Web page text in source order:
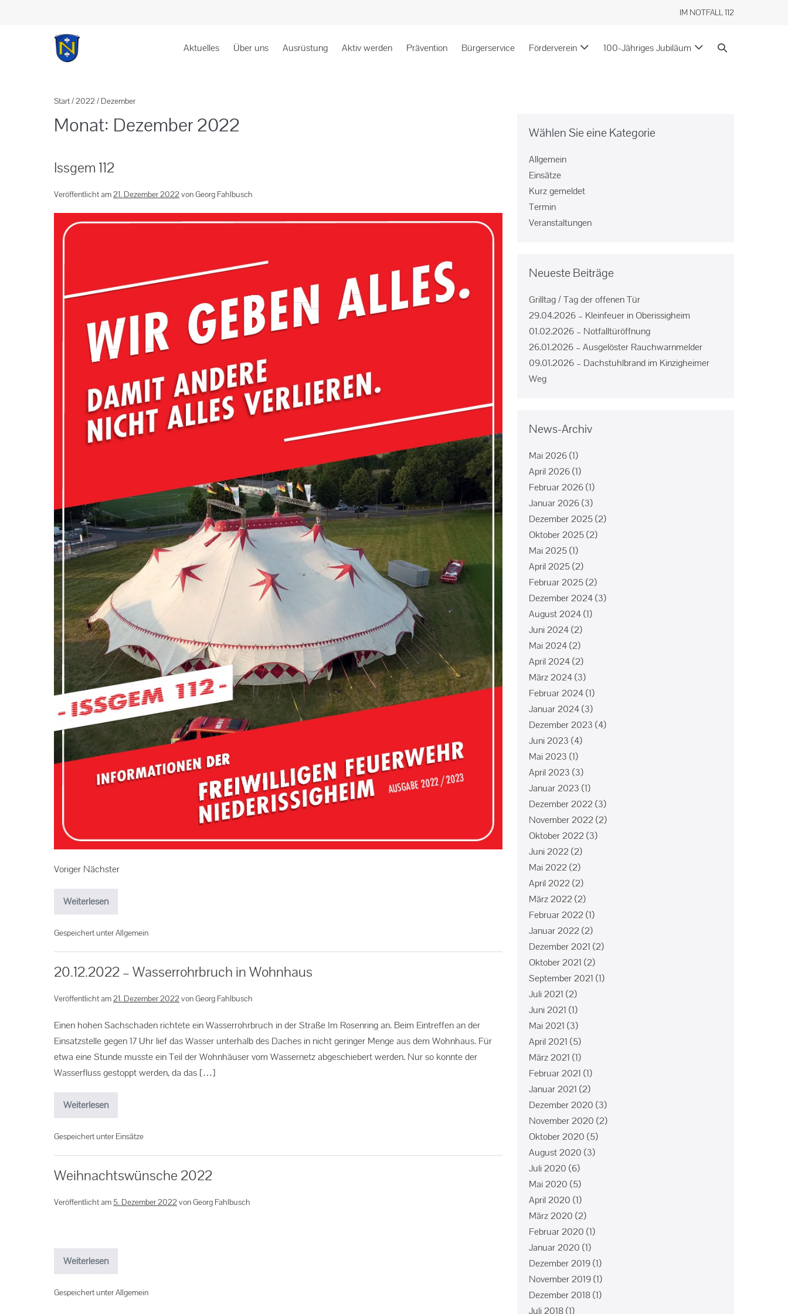
IM NOTFALL 112
Aktuelles Über uns Ausrüstung Aktiv werden Prävention Bürgerservice Förderverein 100-Jähriges Jubiläum
Start/2022 / Dezember
Monat: Dezember 2022
Issgem 112
Veröffentlicht am21. Dezember 2022 vonGeorg Fahlbusch
Voriger Nächster
Weiterlesen
Gespeichert unterAllgemein
20.12.2022 – Wasserrohrbruch in Wohnhaus
Veröffentlicht am21. Dezember 2022 vonGeorg Fahlbusch
Einen hohen Sachschaden richtete ein Wasserrohrbruch in der Straße Im Rosenring an. Beim Eintreffen an der
Einsatzstelle gegen 17 Uhr lief das Wasser unterhalb des Daches in nicht geringer Menge aus dem Wohnhaus. Für
etwa eine Stunde musste ein Teil der Wohnhäuser vom Wassernetz abgeschiebert werden. Nur so konnte der
Wasserfluss gestoppt werden, da das […]
Weiterlesen
Gespeichert unter Einsätze
Weihnachtswünsche 2022
Veröffentlicht am 5. Dezember 2022 vonGeorg Fahlbusch
Weiterlesen
Gespeichert unterAllgemein
Wählen Sie eine Kategorie
Allgemein
Einsätze
Kurz gemeldet
Termin
Veranstaltungen
Neueste Beiträge
Grilltag / Tag der offenen Tür
29.04.2026 – Kleinfeuer in Oberissigheim
01.02.2026 – Notfalltüröffnung
26.01.2026 – Ausgelöster Rauchwarnmelder
09.01.2026 – Dachstuhlbrand im Kinzigheimer
Weg
News-Archiv
Mai 2026(1)
April 2026(1)
Februar 2026(1)
Januar 2026(3)
Dezember 2025(2)
Oktober 2025(2)
Mai 2025(1)
April 2025(2)
Februar 2025(2)
Dezember 2024(3)
August 2024(1)
Juni 2024(2)
Mai 2024(2)
April 2024(2)
März 2024(3)
Februar 2024(1)
Januar 2024(3)
Dezember 2023 (4)
Juni 2023 (4)
Mai 2023 (1)
April 2023 (3)
Januar 2023 (1)
Dezember 2022 (3)
November 2022 (2)
Oktober 2022 (3)
Juni 2022 (2)
Mai 2022 (2)
April 2022 (2)
März 2022 (2)
Februar 2022 (1)
Januar 2022 (2)
Dezember 2021 (2)
Oktober 2021 (2)
September 2021 (1)
Juli 2021 (2)
Juni 2021 (1)
Mai 2021 (3)
April 2021 (5)
März 2021 (1)
Februar 2021 (1)
Januar 2021 (2)
Dezember 2020 (3)
November 2020 (2)
Oktober 2020 (5)
August 2020 (3)
Juli 2020 (6)
Mai 2020 (5)
April 2020 (1)
März 2020 (2)
Februar 2020 (1)
Januar 2020 (1)
Dezember 2019(1)
November 2019(1)
Dezember 2018(1)
Juli 2018(1)